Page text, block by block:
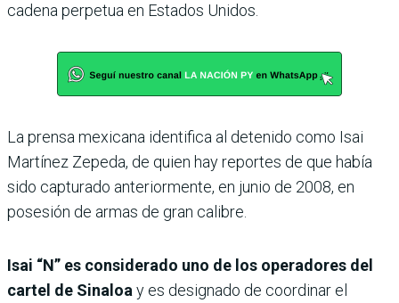
cadena perpetua en Estados Unidos.
La prensa mexicana identifica al detenido como Isai
Martínez Zepeda, de quien hay reportes de que había
sido capturado anteriormente, en junio de 2008, en
posesión de armas de gran calibre.
Isai “N” es considerado uno de los operadores del
cartel de Sinaloay es designado de coordinar el